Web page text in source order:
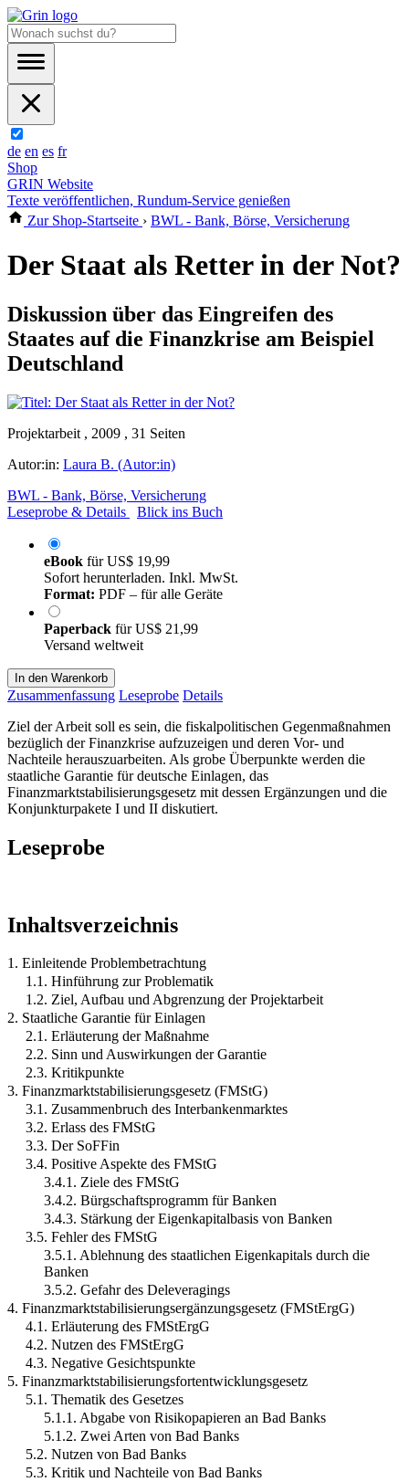
de en es fr
Shop
GRIN Website
Texte veröffentlichen, Rundum-Service genießen
Zur Shop-Startseite › BWL - Bank, Börse, Versicherung
Der Staat als Retter in der Not?
Diskussion über das Eingreifen des
Staates auf die Finanzkrise am Beispiel
Deutschland
Projektarbeit , 2009 , 31 Seiten
Autor:in: Laura B. (Autor:in)
BWL - Bank, Börse, Versicherung
Leseprobe & Details
Blick ins Buch
eBook fürUS$ 19,99
Sofort herunterladen. Inkl. MwSt.
Format: PDF – für alle Geräte
Paperback fürUS$ 21,99
Versand weltweit
In den Warenkorb
Zusammenfassung Leseprobe Details
Ziel der Arbeit soll es sein, die fiskalpolitischen Gegenmaßnahmen
bezüglich der Finanzkrise aufzuzeigen und deren Vor- und
Nachteile herauszuarbeiten. Als grobe Überpunkte werden die
staatliche Garantie für deutsche Einlagen, das
Finanzmarktstabilisierungsgesetz mit dessen Ergänzungen und die
Konjunkturpakete I und II diskutiert.
Leseprobe
Inhaltsverzeichnis
1. Einleitende Problembetrachtung
1.1. Hinführung zur Problematik
1.2. Ziel, Aufbau und Abgrenzung der Projektarbeit
2. Staatliche Garantie für Einlagen
2.1. Erläuterung der Maßnahme
2.2. Sinn und Auswirkungen der Garantie
2.3. Kritikpunkte
3. Finanzmarktstabilisierungsgesetz (FMStG)
3.1. Zusammenbruch des Interbankenmarktes
3.2. Erlass des FMStG
3.3. Der SoFFin
3.4. Positive Aspekte des FMStG
3.4.1. Ziele des FMStG
3.4.2. Bürgschaftsprogramm für Banken
3.4.3. Stärkung der Eigenkapitalbasis von Banken
3.5. Fehler des FMStG
3.5.1. Ablehnung des staatlichen Eigenkapitals durch die
Banken
3.5.2. Gefahr des Deleveragings
4. Finanzmarktstabilisierungsergänzungsgesetz (FMStErgG)
4.1. Erläuterung des FMStErgG
4.2. Nutzen des FMStErgG
4.3. Negative Gesichtspunkte
5. Finanzmarktstabilisierungsfortentwicklungsgesetz
5.1. Thematik des Gesetzes
5.1.1. Abgabe von Risikopapieren an Bad Banks
5.1.2. Zwei Arten von Bad Banks
5.2. Nutzen von Bad Banks
5.3. Kritik und Nachteile von Bad Banks